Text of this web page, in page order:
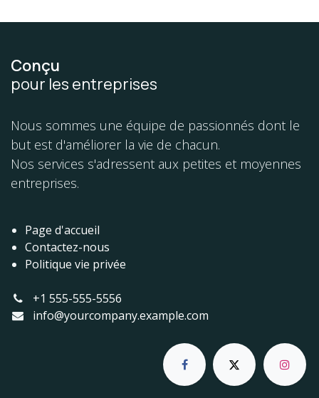
Conçu
pour les entreprises
Nous sommes une équipe de passionnés dont le
but est d'améliorer la vie de chacun.
Nos services s'adressent aux petites et moyennes
entreprises.
Page d'accueil
Contactez-nous
Politique vie privée
+1 555-555-5556
info@yourcompany.example.com